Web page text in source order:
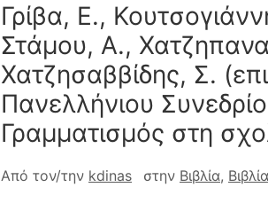
Γρίβα, Ε.,
Στάμου, Α.,
Χατζησαββίδης, Σ.
Πανελλήνιου
Γραμματισμός στη
Από τον/την kdinas στην Βιβλία, Βιβλία